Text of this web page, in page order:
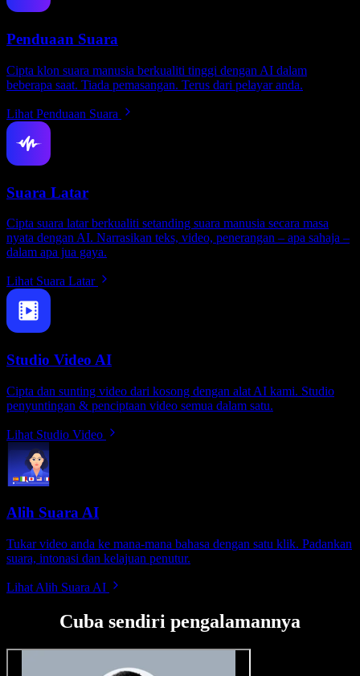
Penduaan Suara
Cipta klon suara manusia berkualiti tinggi dengan AI dalam
beberapa saat. Tiada pemasangan. Terus dari pelayar anda.
Lihat Penduaan Suara
Suara Latar
Cipta suara latar berkualiti setanding suara manusia secara masa
nyata dengan AI. Narrasikan teks, video, penerangan – apa sahaja –
dalam apa jua gaya.
Lihat Suara Latar
Studio Video AI
Cipta dan sunting video dari kosong dengan alat AI kami. Studio
penyuntingan & penciptaan video semua dalam satu.
Lihat Studio Video
Alih Suara AI
Tukar video anda ke mana-mana bahasa dengan satu klik. Padankan
suara, intonasi dan kelajuan penutur.
Lihat Alih Suara AI
Cuba sendiri pengalamannya